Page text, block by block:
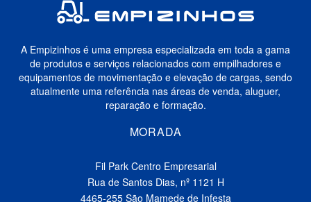
A Empizinhos é uma empresa especializada em toda a gama
de produtos e serviços relacionados com empilhadores e
equipamentos de movimentação e elevação de cargas, sendo
atualmente uma referência nas áreas de venda, aluguer,
reparação e formação.
MORADA
Fil Park Centro Empresarial
Rua de Santos Dias, nº 1121 H
4465-255 São Mamede de Infesta